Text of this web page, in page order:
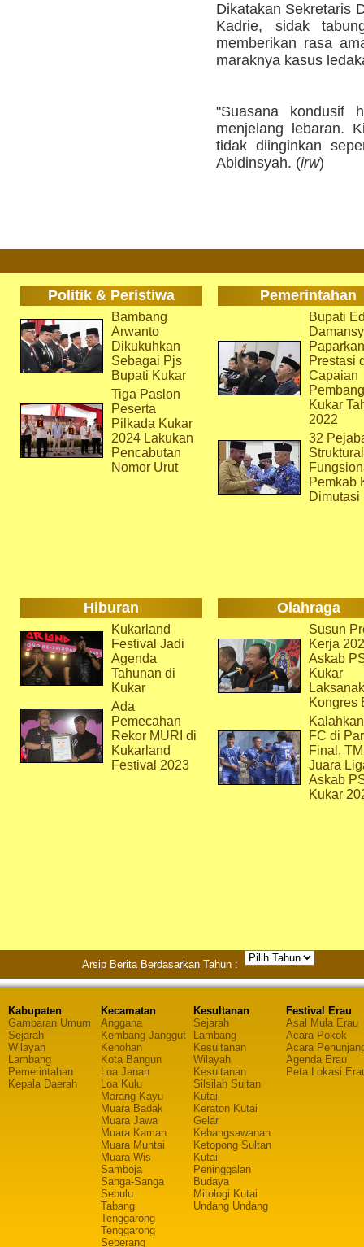
Dikatakan Sekretaris
Kadrie, sidak
memberikan rasa
maraknya kasus
"Suasana kondusif
menjelang lebaran.
tidak diinginkan
Abidinsyah. (irw)
Politik & Peristiwa Pemerintahan
Bambang
Arwanto
Dikukuhkan
Sebagai Pjs
Bupati Kukar
Tiga Paslon
Peserta
Pilkada Kukar
2024 Lakukan
Pencabutan
Nomor Urut
Bupati
Paparkan
Prestasi
Capaian
Kukar
2022
32
Pemkab
Dimutasi
Hiburan Olahraga
Kukarland
Festival Jadi
Agenda
Tahunan di
Kukar
Ada
Pemecahan
Rekor MURI di
Kukarland
Festival 2023
Susun
Kerja
Askab
Kukar
Kongres
FC di
Final,
Juara
Askab
Kukar
Arsip Berita Berdasarkan Tahun :
Kabupaten
Gambaran Umum
Sejarah
Wilayah
Lambang
Pemerintahan
Kepala Daerah
Kecamatan
Anggana
Kembang Janggut
Kenohan
Kota Bangun
Loa Janan
Loa Kulu
Marang Kayu
Muara Badak
Muara Jawa
Muara Kaman
Muara Muntai
Muara Wis
Samboja
Sanga-Sanga
Sebulu
Tabang
Tenggarong
Tenggarong
Seberang
Kesultanan
Sejarah
Lambang
Kesultanan
Wilayah
Kesultanan
Silsilah Sultan
Kutai
Keraton Kutai
Gelar
Kebangsawanan
Ketopong Sultan
Kutai
Peninggalan
Budaya
Mitologi Kutai
Undang Undang
Festival Erau
Asal Mula Erau
Acara Pokok
Acara
Agenda Erau
Peta Lokasi